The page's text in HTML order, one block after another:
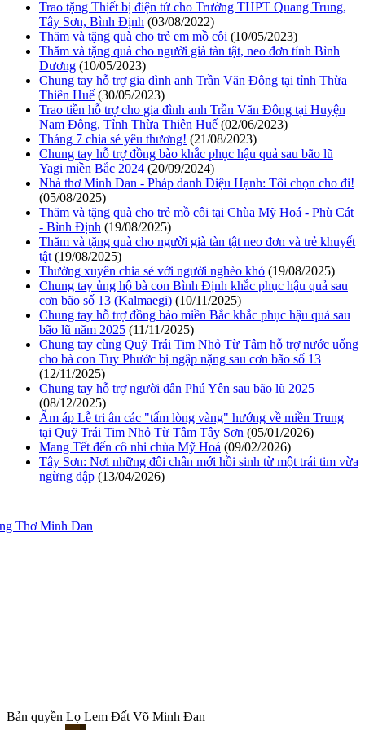
Trao tặng Thiết bị điện tử cho Trường THPT Quang Trung,
Tây Sơn, Bình Định (03/08/2022)
Thăm và tặng quà cho trẻ em mồ côi (10/05/2023)
Thăm và tặng quà cho người già tàn tật, neo đơn tỉnh Bình
Dương (10/05/2023)
Chung tay hỗ trợ gia đình anh Trần Văn Đông tại tỉnh Thừa
Thiên Huế (30/05/2023)
Trao tiền hỗ trợ cho gia đình anh Trần Văn Đông tại Huyện
Nam Đông, Tỉnh Thừa Thiên Huế (02/06/2023)
Tháng 7 chia sẻ yêu thương! (21/08/2023)
Chung tay hỗ trợ đồng bào khắc phục hậu quả sau bão lũ
Yagi miền Bắc 2024 (20/09/2024)
Nhà thơ Minh Đan - Pháp danh Diệu Hạnh: Tôi chọn cho đi!
(05/08/2025)
Thăm và tặng quà cho trẻ mồ côi tại Chùa Mỹ Hoá - Phù Cát
- Bình Định (19/08/2025)
Thăm và tặng quà cho người già tàn tật neo đơn và trẻ khuyết
tật (19/08/2025)
Thường xuyên chia sẻ với người nghèo khó (19/08/2025)
Chung tay ủng hộ bà con Bình Định khắc phục hậu quả sau
cơn bão số 13 (Kalmaegi) (10/11/2025)
Chung tay hỗ trợ đồng bào miền Bắc khắc phục hậu quả sau
bão lũ năm 2025 (11/11/2025)
Chung tay cùng Quỹ Trái Tim Nhỏ Từ Tâm hỗ trợ nước uống
cho bà con Tuy Phước bị ngập nặng sau cơn bão số 13
(12/11/2025)
Chung tay hỗ trợ người dân Phú Yên sau bão lũ 2025
(08/12/2025)
Ấm áp Lễ tri ân các "tấm lòng vàng" hướng về miền Trung
tại Quỹ Trái Tim Nhỏ Từ Tâm Tây Sơn (05/01/2026)
Mang Tết đến cô nhi chùa Mỹ Hoá (09/02/2026)
Tây Sơn: Nơi những đôi chân mới hồi sinh từ một trái tim vừa
ngừng đập (13/04/2026)
Thơ Minh Đan
Bản quyền Lọ Lem Đất Võ Minh Đan